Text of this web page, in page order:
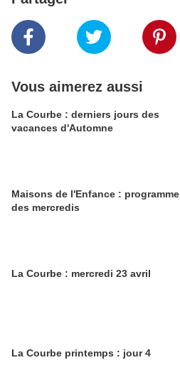
Vous aimerez aussi
La Courbe : derniers jours des
vacances d'Automne
Maisons de l'Enfance : programme
des mercredis
La Courbe : mercredi 23 avril
La Courbe printemps : jour 4